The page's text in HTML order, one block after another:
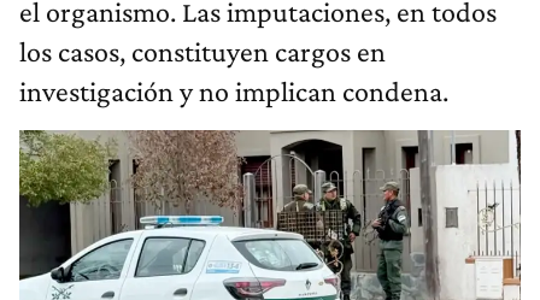
el organismo. Las imputaciones, en todos
los casos, constituyen cargos en
investigación y no implican condena.